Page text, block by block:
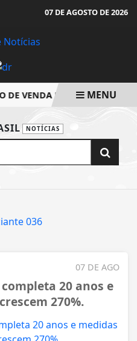
07 DE AGOSTO DE 2026
DE VENDA DE MENU
NOTÍCIAS
07 DE AGO
20 anos e
270%.